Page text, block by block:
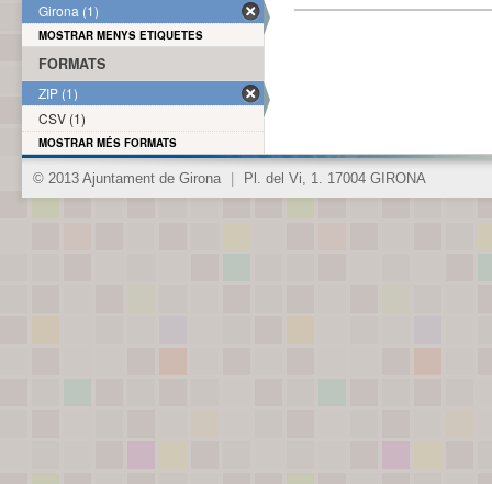
Girona (1)
MOSTRAR MENYS ETIQUETES
FORMATS
ZIP (1)
CSV (1)
MOSTRAR MÉS FORMATS
© 2013 Ajuntament de Girona Pl. del Vi, 1. 17004 GIRONA